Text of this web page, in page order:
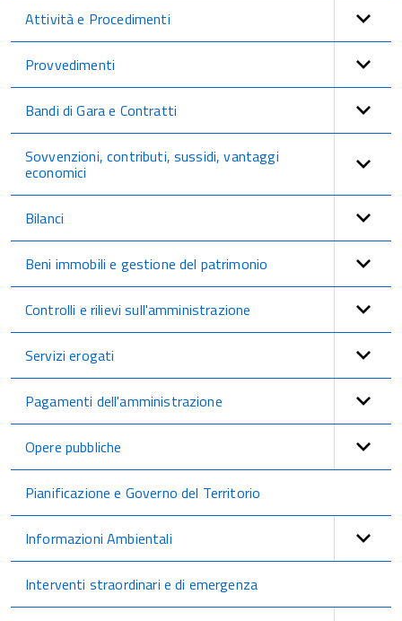
Attività e Procedimenti
Provvedimenti
Bandi di Gara e Contratti
Sovvenzioni, contributi, sussidi, vantaggi
economici
Bilanci
Beni immobili e gestione del patrimonio
Controlli e rilievi sull'amministrazione
Servizi erogati
Pagamenti dell'amministrazione
Opere pubbliche
Pianificazione e Governo del Territorio
Informazioni Ambientali
Interventi straordinari e di emergenza